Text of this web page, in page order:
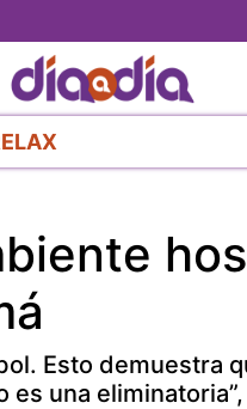
al
contenido
principal
Esto demuestra
una